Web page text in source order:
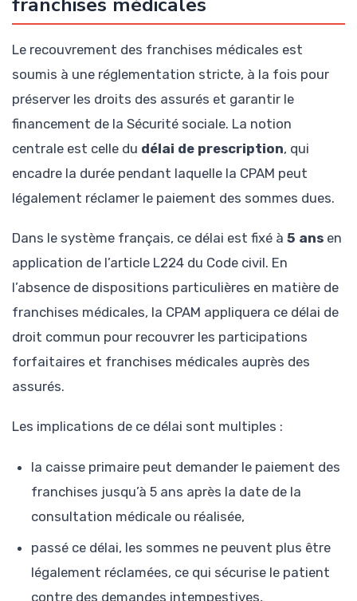
Le recouvrement des franchises médicales est
soumis à une réglementation stricte, à la fois pour
préserver les droits des assurés et garantir le
financement de la Sécurité sociale. La notion
centrale est celle du délai de prescription, qui
encadre la durée pendant laquelle la CPAM peut
légalement réclamer le paiement des sommes dues.
Dans le système français, ce délai est fixé à 5 ans en
application de l’article L224 du Code civil. En
l’absence de dispositions particulières en matière de
franchises médicales, la CPAM appliquera ce délai de
droit commun pour recouvrer les participations
forfaitaires et franchises médicales auprès des
assurés.
Les implications de ce délai sont multiples :
la caisse primaire peut demander le paiement des
franchises jusqu’à 5 ans après la date de la
consultation médicale ou réalisée,
passé ce délai, les sommes ne peuvent plus être
légalement réclamées, ce qui sécurise le patient
contre des demandes intempestives,